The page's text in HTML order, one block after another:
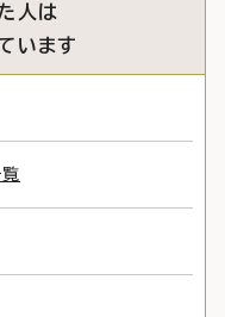
人は
います